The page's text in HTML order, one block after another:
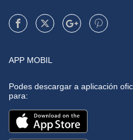
APP MOBIL
Podes descargar a aplicación
para: